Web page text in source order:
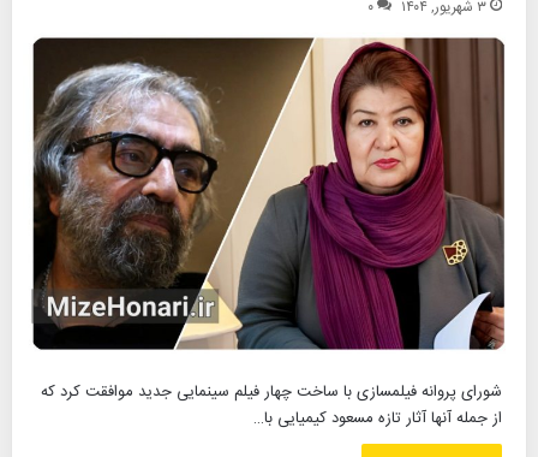
۳ شهریور, ۱۴۰۴ ۰
شورای پروانه فیلمسازی با ساخت چهار فیلم سینمایی جدید موافقت کرد که
از جمله آنها آثار تازه مسعود کیمیایی با…